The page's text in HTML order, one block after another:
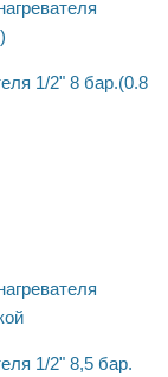
1/2" 8 бар.(0.8
1/2" 8,5 бар.